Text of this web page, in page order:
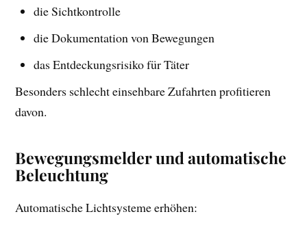
die Sichtkontrolle
die Dokumentation von Bewegungen
das Entdeckungsrisiko für Täter
Besonders schlecht einsehbare Zufahrten profitieren
davon.
Bewegungsmelder und automatische
Beleuchtung
Automatische Lichtsysteme erhöhen: